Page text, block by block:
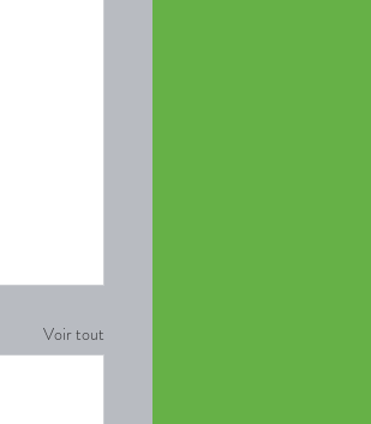
Voir tout